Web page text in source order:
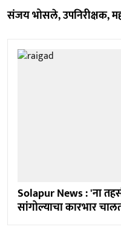
संजय भोसले, उपनिरीक्षक,
Solapur News : 'ना
सांगोल्याचा कारभार